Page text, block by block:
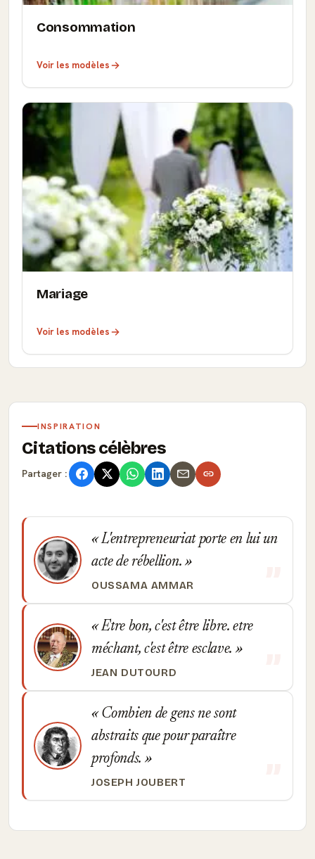
Consommation
Voir les modèles
Mariage
Voir les modèles
INSPIRATION
Citations célèbres
Partager :
L'entrepreneuriat porte en lui un
acte de rébellion.
OUSSAMA AMMAR
Etre bon, c'est être libre. etre
méchant, c'est être esclave.
JEAN DUTOURD
Combien de gens ne sont
abstraits que pour paraître
profonds.
JOSEPH JOUBERT